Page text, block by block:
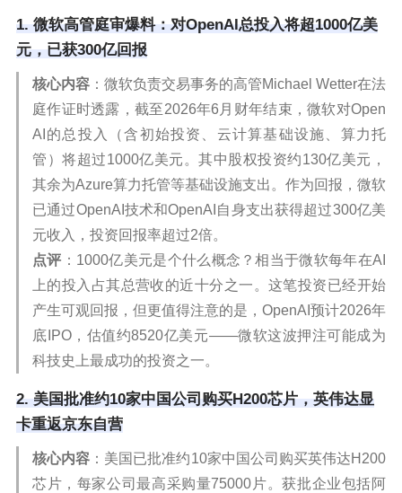
1. 微软高管庭审爆料：对OpenAI总投入将超1000亿美
元，已获300亿回报
核心内容 ：微软负责交易事务的高管Michael Wetter在法
庭作证时透露，截至2026年6月财年结束，微软对Open
AI的总投入（含初始投资、云计算基础设施、算力托
管）将超过1000亿美元。其中股权投资约130亿美元，
其余为Azure算力托管等基础设施支出。作为回报，微软
已通过OpenAI技术和OpenAI自身支出获得超过300亿美
元收入，投资回报率超过2倍。
点评 ：1000亿美元是个什么概念？相当于微软每年在AI
上的投入占其总营收的近十分之一。这笔投资已经开始
产生可观回报，但更值得注意的是，OpenAI预计2026年
底IPO，估值约8520亿美元——微软这波押注可能成为
科技史上最成功的投资之一。
2. 美国批准约10家中国公司购买H200芯片，英伟达显
卡重返京东自营
核心内容 ：美国已批准约10家中国公司购买英伟达H200
芯片，每家公司最高采购量75000片。获批企业包括阿